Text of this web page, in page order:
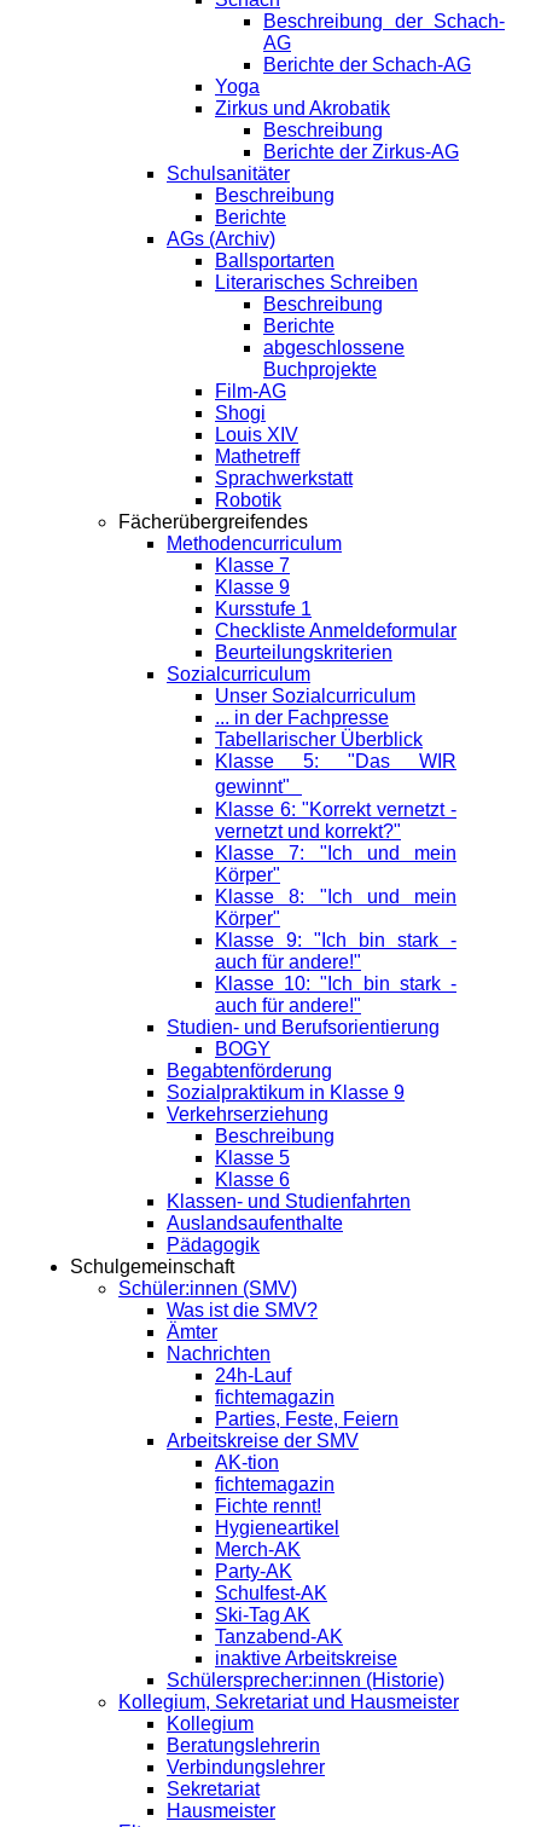
Beschreibung der Schach-
AG
Berichte der Schach-AG
Yoga
Zirkus und Akrobatik
Beschreibung
Berichte der Zirkus-AG
Schulsanitäter
Beschreibung
Berichte
AGs (Archiv)
Ballsportarten
Literarisches Schreiben
Beschreibung
Berichte
abgeschlossene
Buchprojekte
Film-AG
Shogi
Louis XIV
Mathetreff
Sprachwerkstatt
Robotik
Fächerübergreifendes
Methodencurriculum
Klasse 7
Klasse 9
Kursstufe 1
Checkliste Anmeldeformular
Beurteilungskriterien
Sozialcurriculum
Unser Sozialcurriculum
... in der Fachpresse
Tabellarischer Überblick
Klasse 5: "Das WIR
gewinnt"
Klasse 6: "Korrekt vernetzt -
vernetzt und korrekt?"
Klasse 7: "Ich und mein
Körper"
Klasse 8: "Ich und mein
Körper"
Klasse 9: "Ich bin stark -
auch für andere!"
Klasse 10: "Ich bin stark -
auch für andere!"
Studien- und Berufsorientierung
BOGY
Begabtenförderung
Sozialpraktikum in Klasse 9
Verkehrserziehung
Beschreibung
Klasse 5
Klasse 6
Klassen- und Studienfahrten
Auslandsaufenthalte
Pädagogik
Schulgemeinschaft
Schüler:innen (SMV)
Was ist die SMV?
Ämter
Nachrichten
24h-Lauf
fichtemagazin
Parties, Feste, Feiern
Arbeitskreise der SMV
AK-tion
fichtemagazin
Fichte rennt!
Hygieneartikel
Merch-AK
Party-AK
Schulfest-AK
Ski-Tag AK
Tanzabend-AK
inaktive Arbeitskreise
Schülersprecher:innen (Historie)
Kollegium, Sekretariat und Hausmeister
Kollegium
Beratungslehrerin
Verbindungslehrer
Sekretariat
Hausmeister